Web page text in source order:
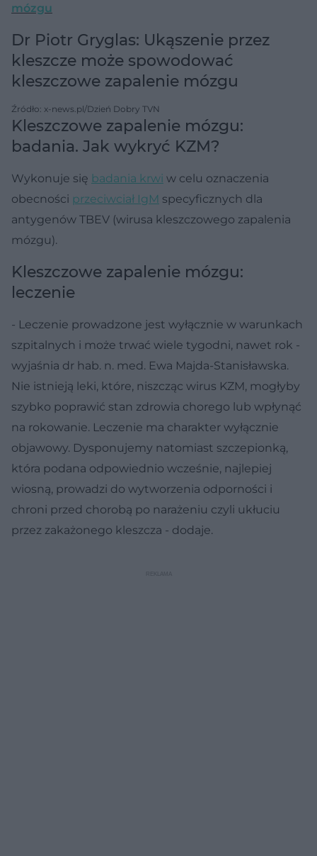
mózgu
Dr Piotr Gryglas: Ukąszenie przez
kleszcze może spowodować
kleszczowe zapalenie mózgu
Źródło: x-news.pl/Dzień Dobry TVN
Kleszczowe zapalenie mózgu:
badania. Jak wykryć KZM?
Wykonuje się badania krwi w celu oznaczenia
obecności przeciwciał IgM specyficznych dla
antygenów TBEV (wirusa kleszczowego zapalenia
mózgu).
Kleszczowe zapalenie mózgu:
leczenie
- Leczenie prowadzone jest wyłącznie w warunkach
szpitalnych i może trwać wiele tygodni, nawet rok -
wyjaśnia dr hab. n. med. Ewa Majda-Stanisławska.
Nie istnieją leki, które, niszcząc wirus KZM, mogłyby
szybko poprawić stan zdrowia chorego lub wpłynąć
na rokowanie. Leczenie ma charakter wyłącznie
objawowy. Dysponujemy natomiast szczepionką,
która podana odpowiednio wcześnie, najlepiej
wiosną, prowadzi do wytworzenia odporności i
chroni przed chorobą po narażeniu czyli ukłuciu
przez zakażonego kleszcza - dodaje.